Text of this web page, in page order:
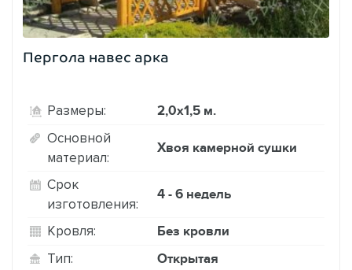
Пергола навес арка
Размеры: 2,0х1,5 м.
Основной
материал:
Хвоя камерной сушки
Срок
изготовления:
4 - 6 недель
Кровля: Без кровли
Тип: Открытая